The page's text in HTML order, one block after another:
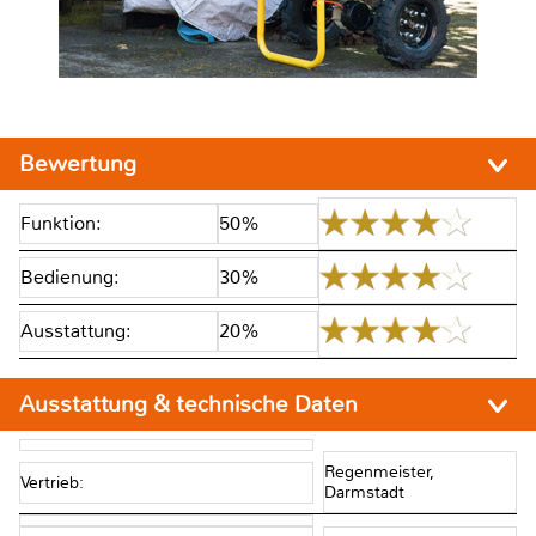
Bewertung
Funktion: 50%
Bedienung: 30%
Ausstattung: 20%
Ausstattung & technische Daten
Vertrieb:
Regenmeister,
Darmstadt